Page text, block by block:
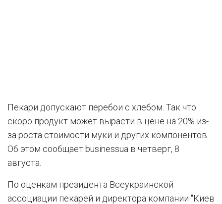
Пекари допускают перебои с хлебом. Так что
скоро продукт может вырасти в цене на 20% из-
за роста стоимости муки и других компонентов.
Об этом сообщает businessua в четверг, 8
августа.
По оценкам президента Всеукраинской
ассоциации пекарей и директора компании "Киев